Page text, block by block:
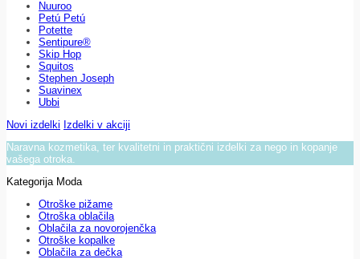
Nuuroo
Petú Petú
Potette
Sentipure®
Skip Hop
Squitos
Stephen Joseph
Suavinex
Ubbi
Novi izdelki Izdelki v akciji
Naravna kozmetika, ter kvalitetni in praktični izdelki za nego in kopanje
vašega otroka.
Kategorija Moda
Otroške pižame
Otroška oblačila
Oblačila za novorojenčka
Otroške kopalke
Oblačila za dečka